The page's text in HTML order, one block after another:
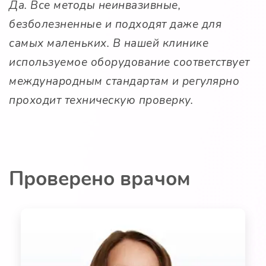
Да. Все методы неинвазивные,
безболезненные и подходят даже для
самых маленьких. В нашей клинике
используемое оборудование соответствует
международным стандартам и регулярно
проходит техническую проверку.
Проверено врачом